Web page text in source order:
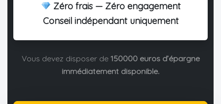
Zéro frais — Zéro engagement
Conseil indépendant uniquement
Vous devez disposer de 150000 euros d’épargne
immédiatement disponible.